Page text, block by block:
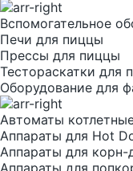
Вспомогательное
Печи для пиццы
Прессы для пиццы
Тестораскатки для
Оборудование для
Автоматы
Аппараты для Hot
Аппараты для корн-
Аппараты для